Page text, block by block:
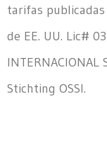
tarifas
de EE. UU. Lic#
Stichting OSSI.